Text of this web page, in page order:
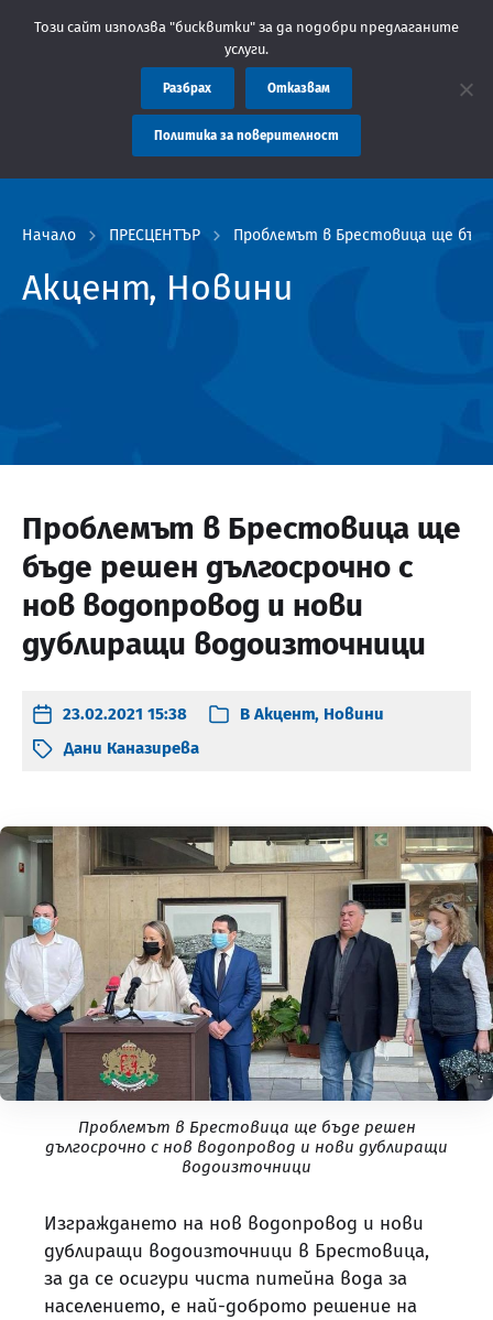
администрация Пловдив препоръчва заплащането
Начало ПРЕСЦЕНТЪР Проблемът в Брестовица ще
Акцент, Новини
Проблемът в Брестовица ще
бъде решен дългосрочно с
нов водопровод и нови
дублиращи водоизточници
23.02.2021 15:38 В Акцент, Новини
Дани Каназирева
Проблемът в Брестовица ще бъде решен
дългосрочно с нов водопровод и нови дублиращи
водоизточници
Изграждането на нов водопровод и нови
дублиращи водоизточници в Брестовица,
за да се осигури чиста питейна вода за
населението, е най-доброто решение на
Този сайт използва "бисквитки" за да подобри предлаганите
услуги.
Разбрах Отказвам
Политика за поверителност